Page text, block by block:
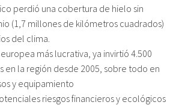
perdió una cobertura de hielo sin
(1,7 millones de kilómetros cuadrados)
del clima.
más lucrativa, ya invirtió 4.500
en la región desde 2005, sobre todo en
y equipamiento
riesgos financieros y ecológicos